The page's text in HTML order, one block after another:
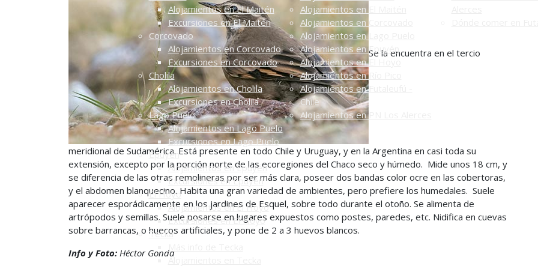
Alojamientos en El Maitén
Excursiones en El Maitén
Corcovado
Alojamientos en Corcovado
Excursiones en Corcovado
Cholila
Alojamientos en Cholila
Excursiones en Cholila
Lago Puelo
Alojamientos en Lago Puelo
Excursiones en Lago Puelo
Epuyén
Alojamientos en Epuyén
Excursiones en Epuyén
El Hoyo
Alojamientos en El Hoyo
Excursiones en El Hoyo
Tecka
Más info de Tecka
Alojamientos en Tecka
Alojamientos en El Maitén
Alojamientos en Corcovado
Alojamientos en Lago Puelo
Alojamientos en Epuyén
Alojamientos en El Hoyo
Alojamientos en Río Pico
Alojamientos en Futaleufú -
Chile
Alojamientos en PN Los Alerces
Dónde comer en
Se la encuentra en el tercio
meridional de Sudamérica. Está presente en todo Chile y Uruguay, y en la Argentina en casi toda su
extensión, excepto por la porción norte de las ecoregiones del Chaco seco y húmedo. Mide unos 18 cm, y
se diferencia de las otras remolineras por ser más clara, poseer dos bandas color ocre en las cobertoras,
y el abdomen blanquecino. Habita una gran variedad de ambientes, pero prefiere los humedales. Suele
aparecer esporádicamente en los jardines de Esquel, sobre todo durante el otoño. Se alimenta de
artrópodos y semillas. Suele posarse en lugares expuestos como postes, paredes, etc. Nidifica en cuevas
sobre barrancas, o huecos artificiales, y pone de 2 a 3 huevos blancos.
Info y Foto: Héctor Gonda